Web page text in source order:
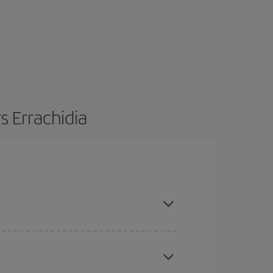
Errachidia
inspirer : vous trouverez sûrement le vol le